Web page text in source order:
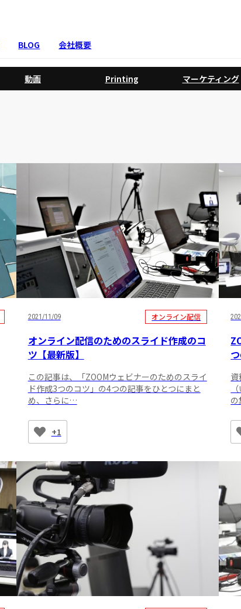
BLOG 会社概要
動画 Printing マーケティング
2021/11/09 オンライン配信
オンライン配信のためのスライド作成のコ
ツ【最新版】
この記事は、「ZOOMウェビナーのためのスライ
ド作成3つのコツ」の4つの記事をひとつにまと
め、さらに…
+1